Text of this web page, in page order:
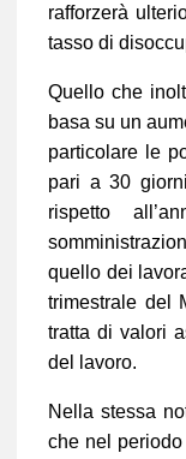
rafforzerà
tasso di
Quello che
basa su un
particolare le
pari a 30
rispetto
quello dei
trimestrale del
tratta di valori
del lavoro.
Nella stessa
che nel